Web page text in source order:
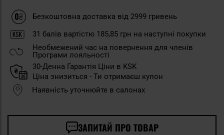
Безкоштовна доставка від 2999 гривень
31 балів вартістю 185,85 грн на наступні покупки
Необмежений час на повернення для членів
Програми лояльності
30-Денна Гарантія Ціни в KSK
Ціна знизиться - Ти отримаєш купон
Наявність уточнюйте в салонах
ЗАПИТАЙ ПРО ТОВАР